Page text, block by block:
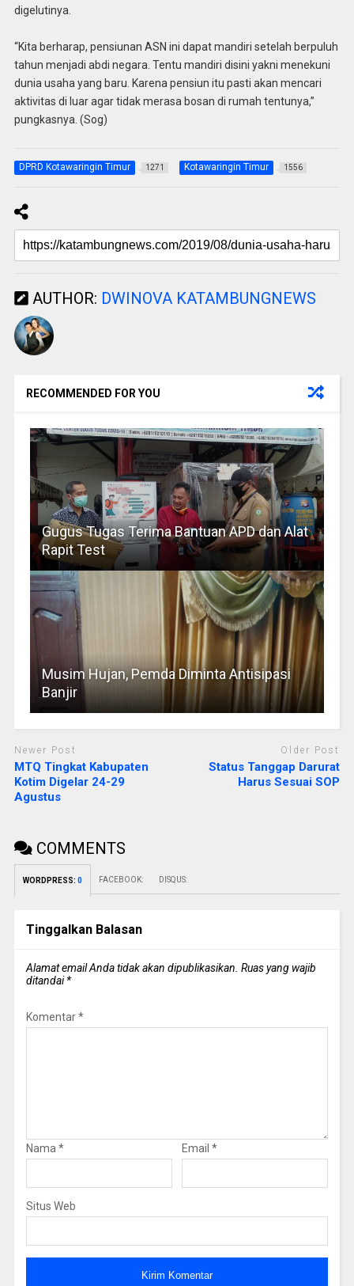
digelutinya.
“Kita berharap, pensiunan ASN ini dapat mandiri setelah berpuluh
tahun menjadi abdi negara. Tentu mandiri disini yakni menekuni
dunia usaha yang baru. Karena pensiun itu pasti akan mencari
aktivitas di luar agar tidak merasa bosan di rumah tentunya,”
pungkasnya. (Sog)
DPRD Kotawaringin Timur 1271 Kotawaringin Timur 1556
AUTHOR: DWINOVA KATAMBUNGNEWS
RECOMMENDED FOR YOU
Gugus Tugas Terima Bantuan APD dan Alat
Rapit Test
Musim Hujan, Pemda Diminta Antisipasi
Banjir
Newer Post
MTQ Tingkat Kabupaten
Kotim Digelar 24-29
Agustus
Older Post
Status Tanggap Darurat
Harus Sesuai SOP
COMMENTS
WORDPRESS: 0 FACEBOOK: DISQUS:
Tinggalkan Balasan
Alamat email Anda tidak akan dipublikasikan. Ruas yang wajib
ditandai*
Komentar*
Nama * Email *
Situs Web